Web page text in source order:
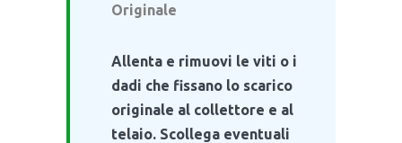
Originale
Allenta e rimuovi le viti o i
dadi che fissano lo scarico
originale al collettore e al
telaio. Scollega eventuali